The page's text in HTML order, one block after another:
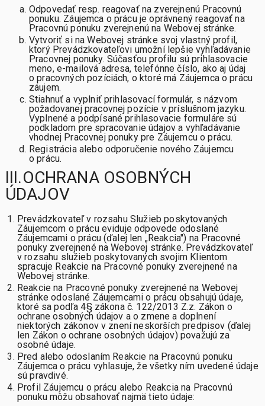
Odpovedať resp. reagovať na zverejnenú Pracovnú
ponuku. Záujemca o prácu je oprávnený reagovať na
Pracovnú ponuku zverejnenú na Webovej stránke.
Vytvoriť si na Webovej stránke svoj vlastný profil,
ktorý Prevádzkovateľovi umožní lepšie vyhľadávanie
Pracovnej ponuky. Súčasťou profilu sú prihlasovacie
meno, e-mailová adresa, telefónne číslo, ako aj údaj
o pracovných pozíciách, o ktoré má Záujemca o prácu
záujem.
Stiahnuť a vyplniť prihlasovací formulár, s názvom
požadovanej pracovnej pozície v príslušnom jazyku.
Vyplnené a podpísané prihlasovacie formuláre sú
podkladom pre spracovanie údajov a vyhľadávanie
vhodnej Pracovnej ponuky pre Záujemcu o prácu.
Registrácia alebo odporučenie nového Záujemcu
o prácu.
III.OCHRANA OSOBNÝCH
ÚDAJOV
Prevádzkovateľ v rozsahu Služieb poskytovaných
Záujemcom o prácu eviduje odpovede odoslané
Záujemcami o prácu (ďalej len „Reakcia") na Pracovné
ponuky zverejnené na Webovej stránke. Prevádzkovateľ
v rozsahu služieb poskytovaných svojim Klientom
spracuje Reakcie na Pracovné ponuky zverejnené na
Webovej stránke.
Reakcie na Pracovné ponuky zverejnené na Webovej
stránke odoslané Záujemcami o prácu obsahujú údaje,
ktoré sa podľa 4§ zákona č. 122/2013 Z.z. Zákon o
ochrane osobných údajov a o zmene a doplnení
niektorých zákonov v znení neskorších predpisov (ďalej
len Zákon o ochrane osobných údajov) považujú za
osobné údaje.
Pred alebo odoslaním Reakcie na Pracovnú ponuku
Záujemca o prácu vyhlasuje, že všetky ním uvedené údaje
sú pravdivé.
Profil Záujemcu o prácu alebo Reakcia na Pracovnú
ponuku môžu obsahovať najmä tieto údaje: